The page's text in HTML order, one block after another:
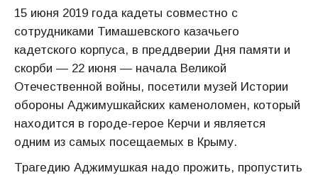
15 июня 2019 года кадеты совместно с
сотрудниками Тимашевского казачьего
кадетского корпуса, в преддверии Дня памяти и
скорби — 22 июня — начала Великой
Отечественной войны, посетили музей Истории
обороны Аджимушкайских каменоломен, который
находится в городе-герое Керчи и является
одним из самых посещаемых в Крыму.
Трагедию Аджимушкая надо прожить, пропустить